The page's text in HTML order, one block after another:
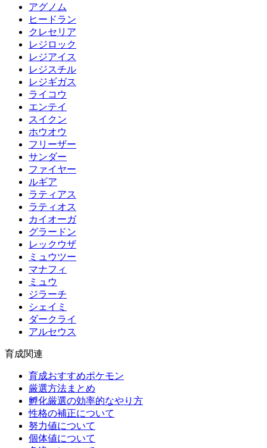
アグノム
ヒードラン
クレセリア
レジロック
レジアイス
レジスチル
レジギガス
ライコウ
エンテイ
スイクン
ホウオウ
フリーザー
サンダー
ファイヤー
ルギア
ラティアス
ラティオス
カイオーガ
グラードン
レックウザ
ミュウツー
マナフィ
ミュウ
ジラーチ
シェイミ
ダークライ
アルセウス
育成関連
育成おすすめポケモン
厳選方法まとめ
孵化厳選の効率的なやり方
性格の補正について
努力値について
個体値について